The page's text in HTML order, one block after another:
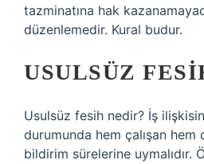
tazminatına hak
düzenlemedir. Kural budur.
USULSÜZ
Usulsüz fesih nedir? İş
durumunda hem çalışan hem
bildirim sürelerine uymalıdır.